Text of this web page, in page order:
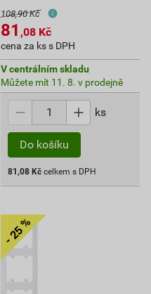
108,90 Kč
81 ,08 Kč
cena za ks s DPH
V centrálním skladu
Můžete mít 11. 8. v prodejně
ks
Do košíku
81,08 Kč celkem s DPH